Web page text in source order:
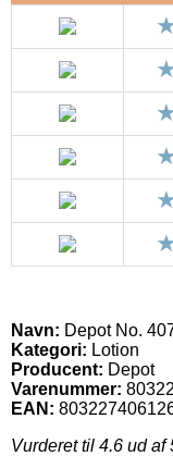
Navn: Depot No.
Kategori: Lotion
Producent: Depot
Varenummer:
EAN:
Vurderet til 4.6 ud af